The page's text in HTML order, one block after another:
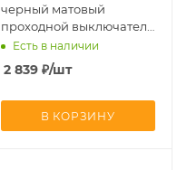
черный матовый
проходной выключатель
на одну линию со
стеклянной панелью
CGSS AMG-GL01ZBP-BCM
Есть в наличии
2 839₽/шт
В КОРЗИНУ